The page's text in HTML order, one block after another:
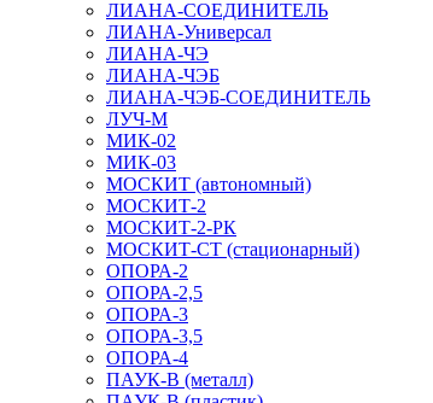
ЛИАНА-СОЕДИНИТЕЛЬ
ЛИАНА-Универсал
ЛИАНА-ЧЭ
ЛИАНА-ЧЭБ
ЛИАНА-ЧЭБ-СОЕДИНИТЕЛЬ
ЛУЧ-М
МИК-02
МИК-03
МОСКИТ (автономный)
МОСКИТ-2
МОСКИТ-2-РК
МОСКИТ-СТ (стационарный)
ОПОРА-2
ОПОРА-2,5
ОПОРА-3
ОПОРА-3,5
ОПОРА-4
ПАУК-В (металл)